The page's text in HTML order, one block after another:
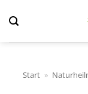
Inhalt
springen
Start »